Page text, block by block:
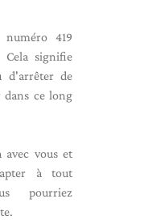
419
Cela signifie
d'arrêter de
dans ce long
avec vous et
à tout
pourriez